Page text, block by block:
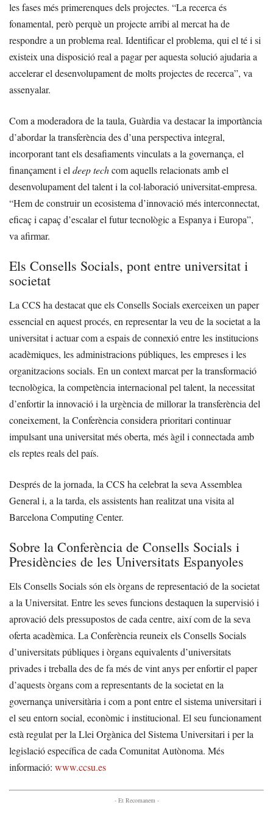
les fases més primerenques dels projectes. “La recerca és
fonamental, però perquè un projecte arribi al mercat ha de
respondre a un problema real. Identificar el problema, qui el té i si
existeix una disposició real a pagar per aquesta solució ajudaria a
accelerar el desenvolupament de molts projectes de recerca”, va
assenyalar.
Com a moderadora de la taula, Guàrdia va destacar la importància
d’abordar la transferència des d’una perspectiva integral,
incorporant tant els desafiaments vinculats a la governança, el
finançament i eldeep techcom aquells relacionats amb el
desenvolupament del talent i la col·laboració universitat-empresa.
“Hem de construir un ecosistema d’innovació més interconnectat,
eficaç i capaç d’escalar el futur tecnològic a Espanya i Europa”,
va afirmar.
Els Consells Socials, pont entre universitat i
societat
La CCS ha destacat que els Consells Socials exerceixen un paper
essencial en aquest procés, en representar la veu de la societat a la
universitat i actuar com a espais de connexió entre les institucions
acadèmiques, les administracions públiques, les empreses i les
organitzacions socials. En un context marcat per la transformació
tecnològica, la competència internacional pel talent, la necessitat
d’enfortir la innovació i la urgència de millorar la transferència del
coneixement, la Conferència considera prioritari continuar
impulsant una universitat més oberta, més àgil i connectada amb
els reptes reals del país.
Després de la jornada, la CCS ha celebrat la seva Assemblea
General i, a la tarda, els assistents han realitzat una visita al
Barcelona Computing Center.
Sobre la Conferència de Consells Socials i
Presidències de les Universitats Espanyoles
Els Consells Socials són els òrgans de representació de la societat
a la Universitat. Entre les seves funcions destaquen la supervisió i
aprovació dels pressupostos de cada centre, així com de la seva
oferta acadèmica. La Conferència reuneix els Consells Socials
d’universitats públiques i òrgans equivalents d’universitats
privades i treballa des de fa més de vint anys per enfortir el paper
d’aquests òrgans com a representants de la societat en la
governança universitària i com a pont entre el sistema universitari i
el seu entorn social, econòmic i institucional. El seu funcionament
està regulat per la Llei Orgànica del Sistema Universitari i per la
legislació específica de cada Comunitat Autònoma. Més
informació: www.ccsu.es
- Et Recomanem -